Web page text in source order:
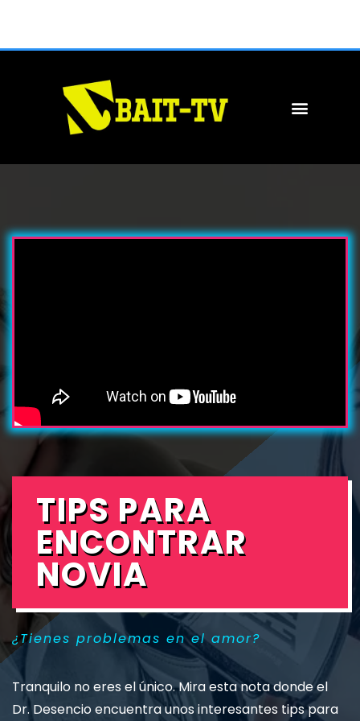
TIPS PARA
ENCONTRAR
NOVIA
¿Tienes problemas en el amor?
Tranquilo no eres el único. Mira esta nota donde el
Dr. Desencio encuentra unos interesantes tips para